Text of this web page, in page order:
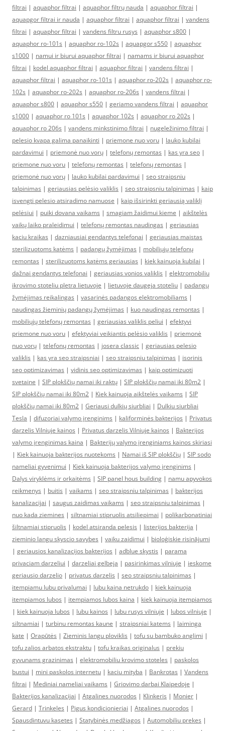
filtrai | aquaphor filtrai | aquaphor filtrų nauda | aquaphor filtrai |
aquapgor filtrai ir nauda | aquaphor filtrai | aquaphor filtrai | vandens
filtrai | aquaphor filtrai | vandens filtru rusys | aquaphor s800 |
aquaphor ro-101s | aquaphor ro-102s | aquapgor s550 | aquaphor
s1000 | namui ir biurui aquaphor filtrai | namams ir biurui aquaphor
filtrai | kodel aquaphor filtrai | aquaphor filtrai | vandens filtrai |
aquaphor filtrai | aquaphor ro-101s | aquaphor ro-202s | aquaphor ro-
102s | aquaphor ro-202s | aquaphor ro-206s | vandens filtrai |
aquaphor s800 | aquaphor s550 | geriamo vandens filtrai | aquaphor
s1000 | aquaphor ro 101s | aquaphor 102s | aquaphor ro 202s |
aquaphor ro 206s | vandens minkstinimo filtrai | nugeležinimo filtrai |
pelesio kvapa galima panaikinti | priemone nuo voru | lauko kubilai
pardavimui | priemonė nuo vorų | telefonų remontas | kas yra seo |
priemone nuo voru | telefonų remontas | telefonų remontas |
priemonė nuo vorų | lauko kubilai pardavimui | seo straipsniu
talpinimas | geriausias pelėsio valiklis | seo straipsniu talpinimas | kaip
isvengti pelesio atsiradimo namuose | kaip išsirinkti geriausią valiklį
pelėsiui | puiki dovana vaikams | smagiam žaidimui kieme | aikštelės
vaikų laiko praleidimui | telefonų remontas naudingas | geriausias
kaciu kraikas | dazniausiai gendantys telefonai | geriausias maistas
sterilizuotoms katėms | padangų žymėjimas | mobiliųjų telefonų
remontas | sterilizuotoms katėms geriausias | kiek kainuoja kubilai |
dažnai gendantys telefonai | geriausias vonios valiklis | elektromobiliu
ikrovimo stoteliu pletra lietuvoje | lietuvoje daugeja stoteliu | padangų
žymėjimas reikalingas | vasarinės padangos elektromobiliams |
naudingas žieminių padangų žymėjimas | kuo naudingas remontas |
mobiliųjų telefonų remontas | geriausias valiklis peliui | efektyvi
priemone nuo voru | efektyviai veikiantis pelėsio valiklis | priemonė
nuo vorų | telefonų remontas | josera classic | geriausias pelesio
valiklis | kas yra seo straipsniai | seo straipsniu talpinimas | isorinis
seo optimizavimas | vidinis seo optimizavimas | kaip optimizuoti
svetaine | SIP plokščių namai iki raktų | SIP plokščių namai iki 80m2 |
SIP plokščių namai iki 80m2 | Kiek kainuoja aikštelės vaikams | SIP
plokščių namai iki 80m2 | Geriausi dulkių siurbliai | Dulkiu siurbliai
Tesla | difuzoriai valymo įrenginims | kaliforminės bakterijos | Privatus
darzelis Vilniuje kainos | Privatus darzelis Vilniuje kainos | Bakterijos
valymo įrenginimas kaina | Bakterijų valymo įrenginiams kainos skiriasi
| Kiek kainuoja bakterijos nuotekoms | Namai iš SIP plokščių | SIP sodo
nameliai gyvenimui | Kiek kainuoja bakterijos valymo įrenginims |
Dalys viryklėms ir orkaitėms | SIP panel hous building | namu apyvokos
reikmenys | buitis | vaikams | seo straipsniu talpinimas | bakterijos
kanalizacijai | saugus zaidimas vaikams | seo straipsniu talpinimas |
nuo kada ziemines | siltnamiai stipruolis atsiliepimai | polikarbonatiniai
šiltnamiai stipruolis | kodel atsiranda pelesis | listerijos bakterija |
zieminio langu skyscio savybes | vaiku zaidimui | bioloģiskie risinājumi
| geriausios kanalizacijos bakterijos | adblue skystis | parama
privaciam darzeliui | darzeliai gelbeja | pasirinkimas vilniuje | ieskome
geriausio darzelio | privatus darzelis | seo straipsniu talpinimas |
itempiamu lubu privalumai | lubu kaina netrukdo | kiek kainuoja
itempiamos lubos | itempiamos lubos kaina | kiek kainuoja itempiamos
| kiek kainuoja lubos | lubu kainos | lubu rusys vilniuje | lubos vilniuje |
siltnamiai | turbinu remontas kaune | straipsniai katems | laiminga
kate | Orapūtės | Zieminis langu ploviklis | tofu su bambuko anglimi |
tofu zalios arbatos ekstraktu | tofu kraikas originalus | prekiu
gyvunams grazinimas | elektromobiliu krovimo stoteles | paskolos
bustui | mini paskolos internetu | kaciu mityba | Bankrotas | Vandens
filtrai | Mediniai nameliai vaikams | Griovimo darbai Klaipedoje |
Bakterijos kanalizacijai | Atgalines nuorodos | Klinkeris | Monier |
Gerard | Trinkeles | Pigus kondicionieriai | Atgalines nuorodos |
Spausdintuvu kasetes | Statybinės medžiagos | Automobiliu prekes |